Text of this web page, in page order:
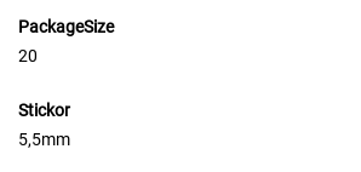
PackageSize
20
Stickor
5,5mm